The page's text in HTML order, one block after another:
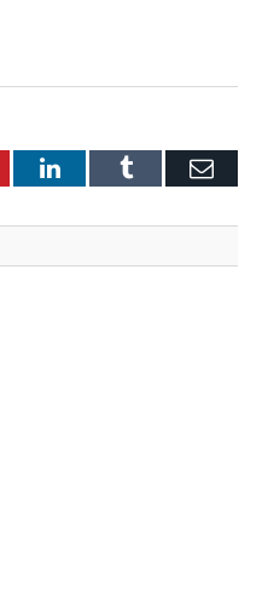
LinkedInTumblr E-